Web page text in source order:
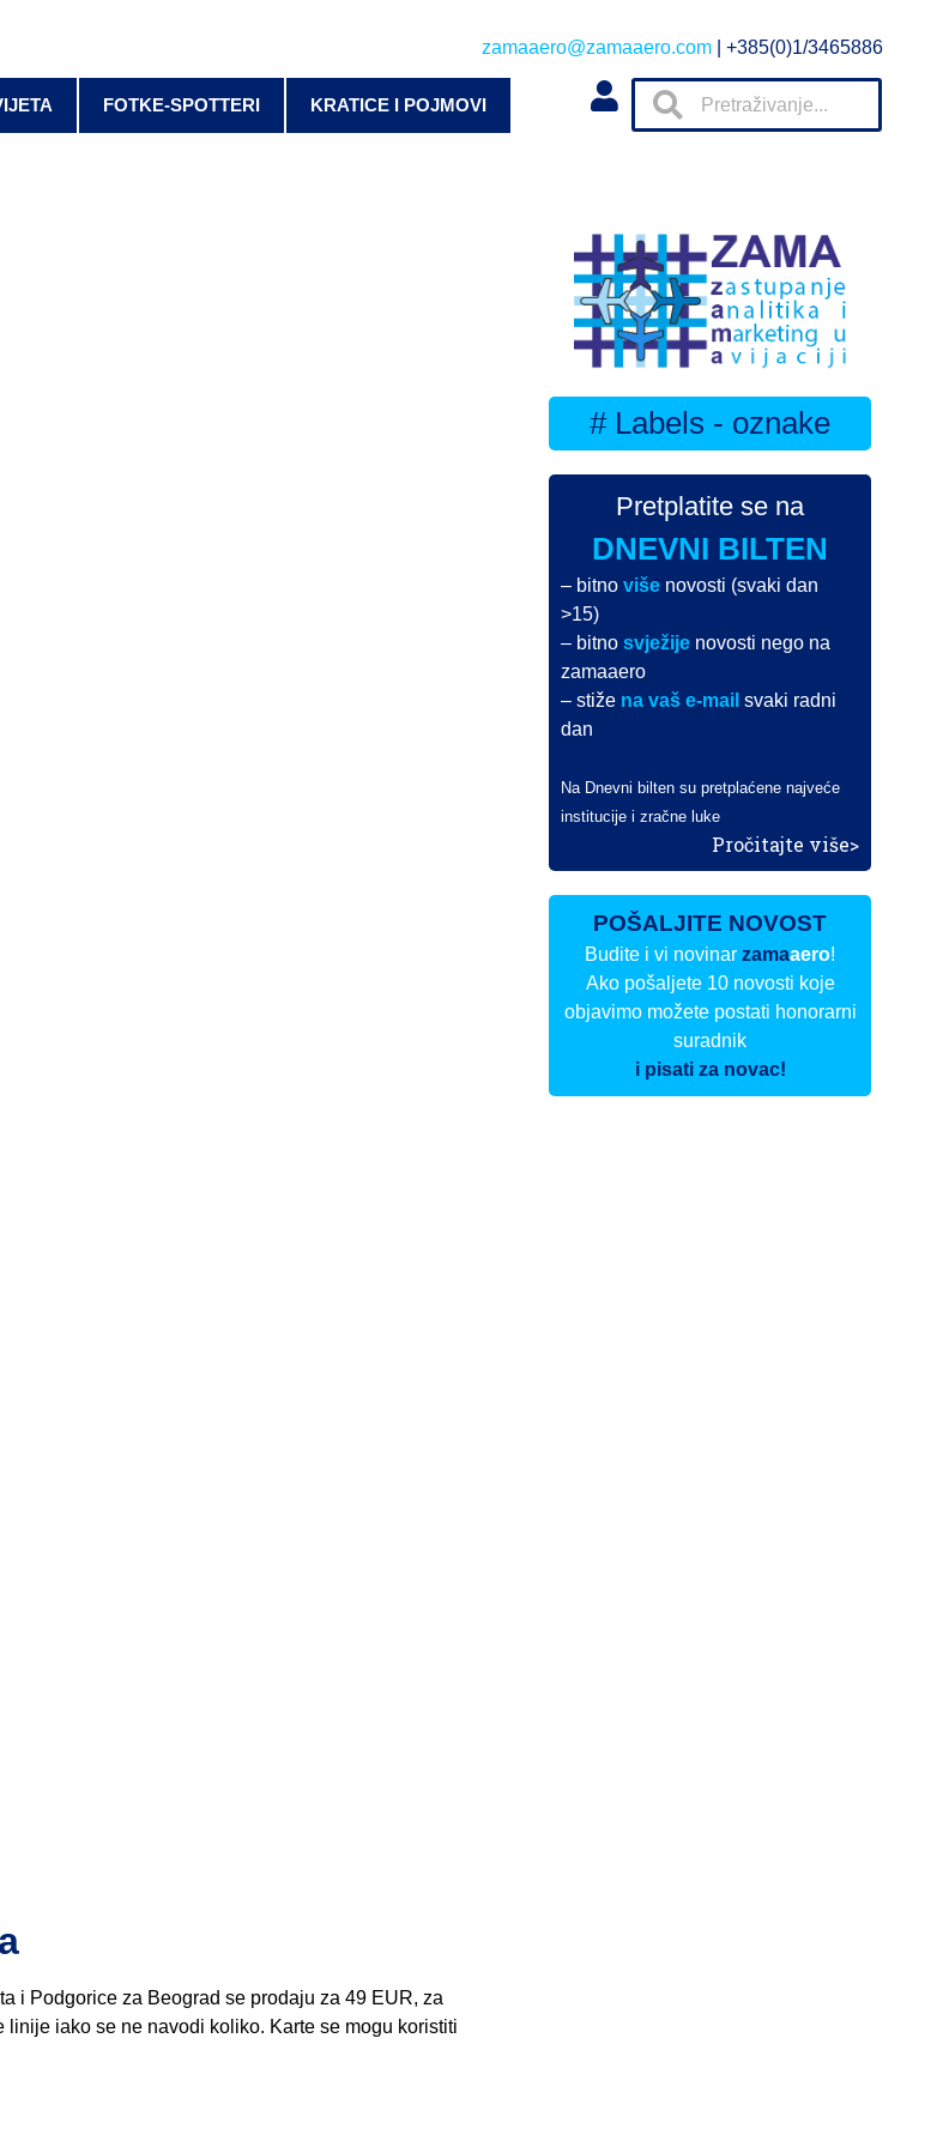
zamaaero@zamaaero.com | +385(0)1/3465886
FOTKE-SPOTTERI KRATICE I POJMOVI
i Podgorice za Beograd se prodaju za 49 EUR, za
iako se ne navodi koliko. Karte se mogu koristiti
# Labels - oznake
Pretplatite se na
DNEVNI BILTEN
– bitnoviše novosti (svaki dan
>15)
– bitnosvježije novosti nego na
zamaaero
– stiže na vaš e-mail svaki radni
dan
Na Dnevni bilten su pretplaćene najveće
institucije i zračne luke
Pročitajte više>
POŠALJITE NOVOST
Budite i vi novinarzamaaero!
Ako pošaljete 10 novosti koje
objavimo možete postati honorarni
suradnik
i pisati za novac!